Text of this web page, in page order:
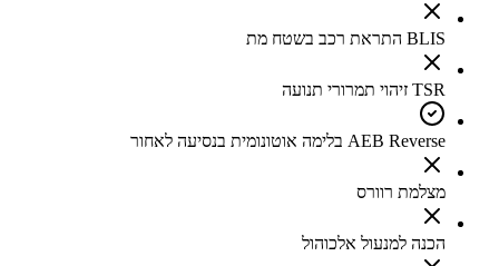
BLIS התראת רכב בשטח מת
TSR זיהוי תמרורי תנועה
AEB Reverse בלימה אוטונומית בנסיעה לאחור
מצלמת רוורס
הכנה למנעול אלכוהול